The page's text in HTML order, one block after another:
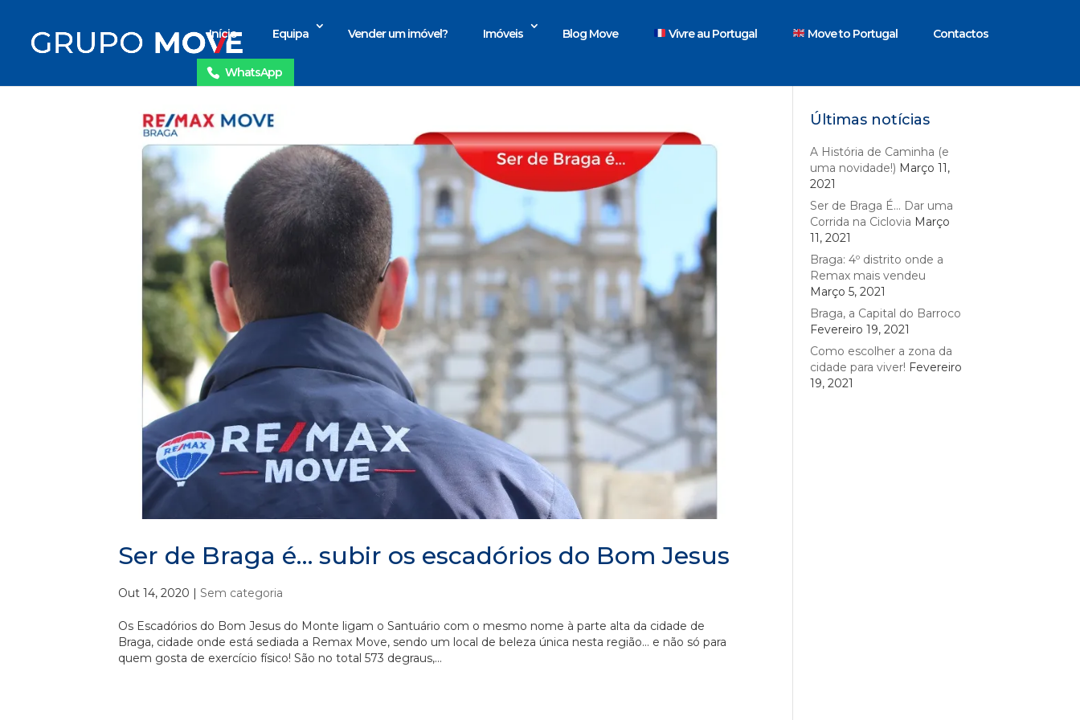
Início Equipa Vender um imóvel? Imóveis Blog Move Vivre au Portugal Move to Portugal Contactos
WhatsApp
Ser de Braga é… subir os escadórios do Bom Jesus
Out 14, 2020 Sem categoria
Os Escadórios do Bom Jesus do Monte ligam o Santuário com o mesmo nome à parte alta da cidade de
Braga, cidade onde está sediada a Remax Move, sendo um local de beleza única nesta região… e não só para
quem gosta de exercício físico! São no total 573 degraus,...
Últimas notícias
A História de Caminha (e
uma novidade!) Março 11,
2021
Ser de Braga É… Dar uma
Corrida na Ciclovia Março
11, 2021
Braga: 4º distrito onde a
Remax mais vendeu
Março 5, 2021
Braga, a Capital do Barroco
Fevereiro 19, 2021
Como escolher a zona da
cidade para viver! Fevereiro
19, 2021